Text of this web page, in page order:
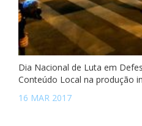
Dia Nacional de Luta em
Conteúdo Local na produção
16 MAR 2017